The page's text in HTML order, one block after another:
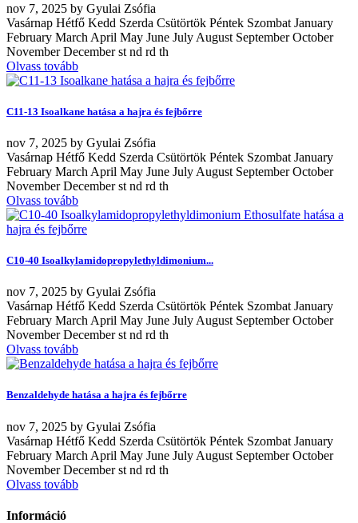
nov 7, 2025 by Gyulai Zsófia
Vasárnap Hétfő Kedd Szerda Csütörtök Péntek Szombat January
February March April May June July August September October
November December st nd rd th
Olvass tovább
C11-13 Isoalkane hatása a hajra és fejbőrre
nov 7, 2025 by Gyulai Zsófia
Vasárnap Hétfő Kedd Szerda Csütörtök Péntek Szombat January
February March April May June July August September October
November December st nd rd th
Olvass tovább
C10-40 Isoalkylamidopropylethyldimonium...
nov 7, 2025 by Gyulai Zsófia
Vasárnap Hétfő Kedd Szerda Csütörtök Péntek Szombat January
February March April May June July August September October
November December st nd rd th
Olvass tovább
Benzaldehyde hatása a hajra és fejbőrre
nov 7, 2025 by Gyulai Zsófia
Vasárnap Hétfő Kedd Szerda Csütörtök Péntek Szombat January
February March April May June July August September October
November December st nd rd th
Olvass tovább
Információ